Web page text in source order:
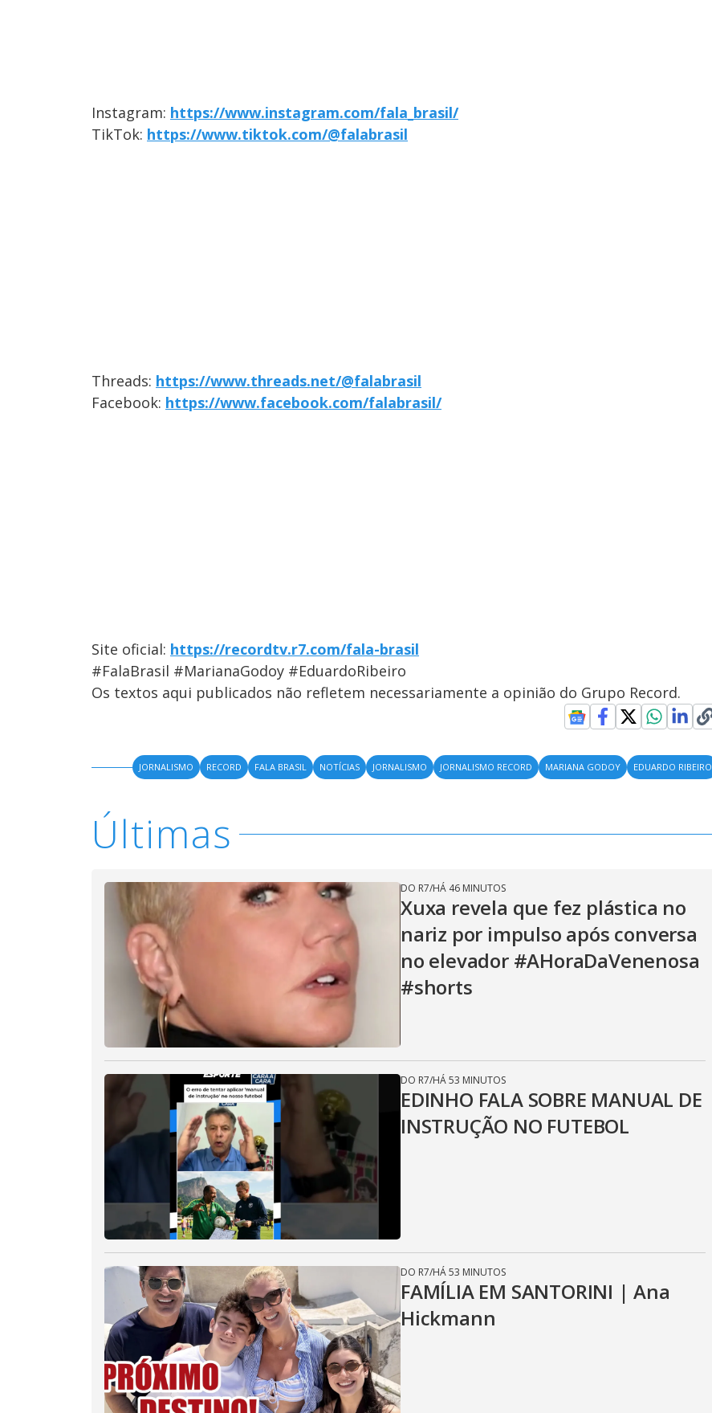
Instagram: https://www.instagram.com/fala_brasil/
TikTok: https://www.tiktok.com/@falabrasil
Threads: https://www.threads.net/@falabrasil
Facebook: https://www.facebook.com/falabrasil/
Site oficial: https://recordtv.r7.com/fala-brasil
#FalaBrasil #MarianaGodoy #EduardoRibeiro
Os textos aqui publicados não refletem necessariamente a opinião do Grupo Record.
JORNALISMO RECORD FALA BRASIL NOTÍCIAS JORNALISMO JORNALISMO RECORD MARIANA GODOY EDUARDO RIBEIRO
Últimas
DO R7/HÁ 46 MINUTOS
Xuxa revela que fez plástica no
nariz por impulso após conversa
no elevador #AHoraDaVenenosa
#shorts
DO R7/HÁ 53 MINUTOS
EDINHO FALA SOBRE MANUAL DE
INSTRUÇÃO NO FUTEBOL
DO R7/HÁ 53 MINUTOS
FAMÍLIA EM SANTORINI | Ana
Hickmann